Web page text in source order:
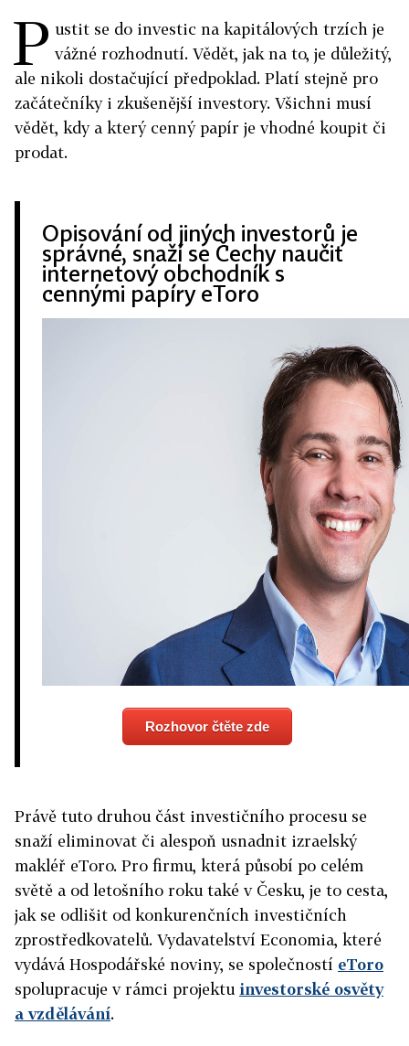
P ustit se do investic na kapitálových trzích je
vážné rozhodnutí. Vědět, jak na to, je důležitý,
ale nikoli dostačující předpoklad. Platí stejně pro
začátečníky i zkušenější investory. Všichni musí
vědět, kdy a který cenný papír je vhodné koupit či
prodat.
Opisování od jiných investorů je
správné, snaží se Čechy naučit
internetový obchodník s
cennými papíry eToro
Rozhovor čtěte zde
Právě tuto druhou část investičního procesu se
snaží eliminovat či alespoň usnadnit izraelský
makléř eToro. Pro firmu, která působí po celém
světě a od letošního roku také v Česku, je to cesta,
jak se odlišit od konkurenčních investičních
zprostředkovatelů. Vydavatelství Economia, které
vydává Hospodářské noviny, se společností eToro
spolupracuje v rámci projektu investorské osvěty
a vzdělávání.